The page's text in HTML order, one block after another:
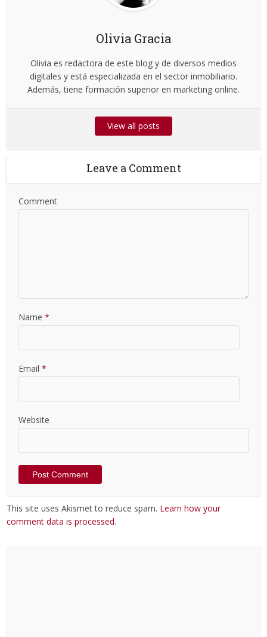
Olivia Gracia
Olivia es redactora de este blog y de diversos medios
digitales y está especializada en el sector inmobiliario.
Además, tiene formación superior en marketing online.
View all posts
Leave a Comment
Comment
Name *
Email *
Website
This site uses Akismet to reduce spam. Learn how your
comment data is processed.